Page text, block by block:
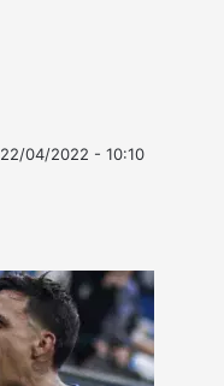
22/04/2022 - 10:10